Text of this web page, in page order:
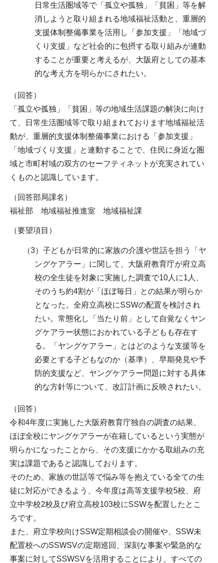
日常生活圏域等で「孤立や孤独」「貧困」等を解
消しようと取り組まれる地域福祉活動と、重層的
支援体制整備事業を活用し「参加支援」「地域づ
くり支援」など社会的に包摂する取り組みが連動
することが重要と考えるが、大阪府としての基本
的な考え方を明らかにされたい。
（回答）
「孤立や孤独」「貧困」等の地域生活課題の解決に向け
て、日常生活圏域等で取り組まれております地域福祉活
動が、重層的支援体制整備事業における「参加支援」
「地域づくり支援」と連動することで、住民に身近な圏
域と市町村域の双方のセーフティネットが充実されてい
くものと認識しています。
（回答部局課名）
福祉部 地域福祉推進室 地域福祉課
（要望項目）
（3）子どもが日常的に家族の介護や世話を担う「ヤ
ングケアラー」に関して、大阪府教育庁が府立高
校の全生徒を対象に実施した調査で10人に1人、
そのうち約4割が「ほぼ毎日」との結果が明らか
となった。全府立高校にSSWの配置を検討され
たい。常態化し「当たり前」として自覚なくヤン
グケアラー状態におかれている子どもも存在す
る。「ヤングケアラー」とはどのような支援等を
必要とする子どもなのか（基準）、早期発見や予
防的支援など、ヤングケアラー問題に対する具体
的な方針等について、改訂計画に反映されたい。
（回答）
令和4年度に実施した大阪府教育庁独自の調査の結果、
ほぼ全校にヤングケアラーが在籍しているという実態が
明らかになったことから、その支援にかかる取組みの充
実は課題であると認識しております。
そのため、家族の世話等で悩み等を抱えている全ての生
徒に対応ができるよう、今年度は高等支援学校5校、府
立中学校2校及び府立高校103校にSSWを配置したとこ
ろです。
また、府立学校向けSSW定期相談会の開催や、SSW未
配置校へのSSWSVの定期巡回、深刻な事案や緊急的な
事案に対してSSWSVを活用することにより、すべての